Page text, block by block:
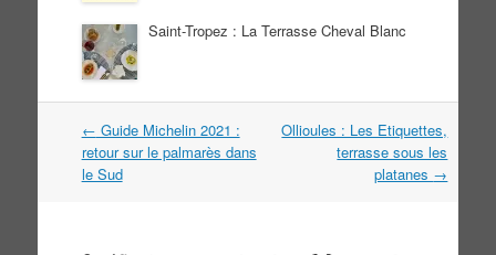
Saint-Tropez : La Terrasse Cheval Blanc
Navigation
dans
les
← Guide Michelin 2021 :
retour sur le palmarès dans
le Sud
Ollioules : Les Etiquettes,
terrasse sous les
platanes →